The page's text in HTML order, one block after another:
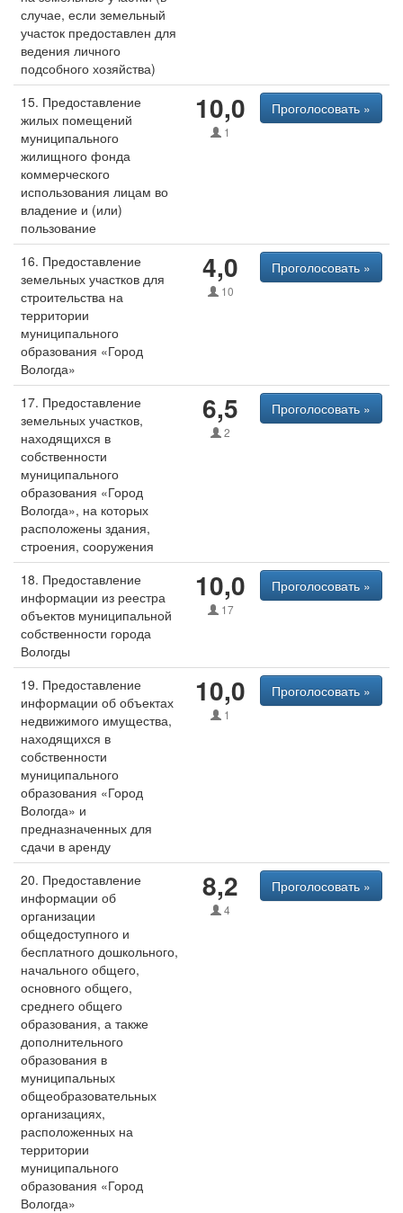
случае, если земельный
участок предоставлен для
ведения личного
подсобного хозяйства)
15. Предоставление
жилых помещений
муниципального
жилищного фонда
коммерческого
использования лицам во
владение и (или)
пользование
10,0
1
Проголосовать »
16. Предоставление
земельных участков для
строительства на
территории
муниципального
образования «Город
Вологда»
4,0
10
Проголосовать »
17. Предоставление
земельных участков,
находящихся в
собственности
муниципального
образования «Город
Вологда», на которых
расположены здания,
строения, сооружения
6,5
2
Проголосовать »
18. Предоставление
информации из реестра
объектов муниципальной
собственности города
Вологды
10,0
17
Проголосовать »
19. Предоставление
информации об объектах
недвижимого имущества,
находящихся в
собственности
муниципального
образования «Город
Вологда» и
предназначенных для
сдачи в аренду
10,0
1
Проголосовать »
20. Предоставление
информации об
организации
общедоступного и
бесплатного дошкольного,
начального общего,
основного общего,
среднего общего
образования, а также
дополнительного
образования в
муниципальных
общеобразовательных
организациях,
расположенных на
территории
муниципального
образования «Город
Вологда»
8,2
4
Проголосовать »